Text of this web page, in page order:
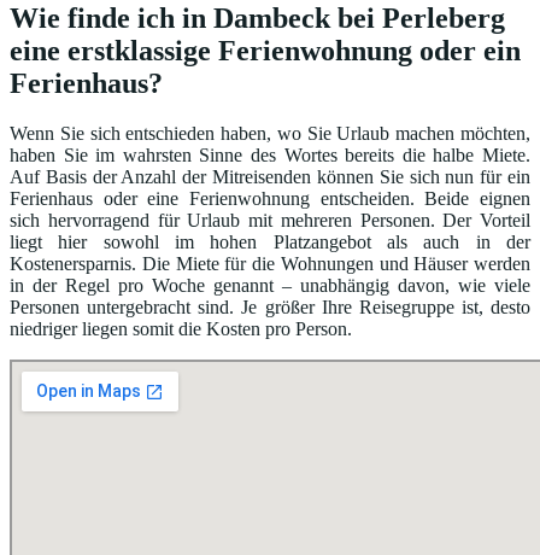
Wie finde ich in Dambeck bei Perleberg
eine erstklassige Ferienwohnung oder ein
Ferienhaus?
Wenn Sie sich entschieden haben, wo Sie Urlaub machen möchten,
haben Sie im wahrsten Sinne des Wortes bereits die halbe Miete.
Auf Basis der Anzahl der Mitreisenden können Sie sich nun für ein
Ferienhaus oder eine Ferienwohnung entscheiden. Beide eignen
sich hervorragend für Urlaub mit mehreren Personen. Der Vorteil
liegt hier sowohl im hohen Platzangebot als auch in der
Kostenersparnis. Die Miete für die Wohnungen und Häuser werden
in der Regel pro Woche genannt – unabhängig davon, wie viele
Personen untergebracht sind. Je größer Ihre Reisegruppe ist, desto
niedriger liegen somit die Kosten pro Person.